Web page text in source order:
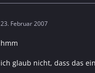
23. Februar 2007
hmm
ich glaub nicht, dass das